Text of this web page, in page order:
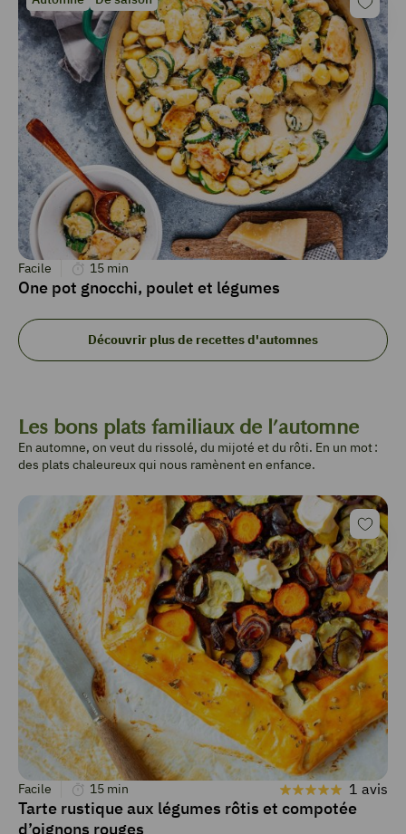
Découvrir plus de recettes d'automnes
Facile 15 min
One pot gnocchi, poulet et légumes
Les bons plats familiaux de l’automne
En automne, on veut du rissolé, du mijoté et du rôti. En un mot :
des plats chaleureux qui nous ramènent en enfance.
Facile 15 min 1 avis
Tarte rustique aux légumes rôtis et compotée
d’oignons rouges